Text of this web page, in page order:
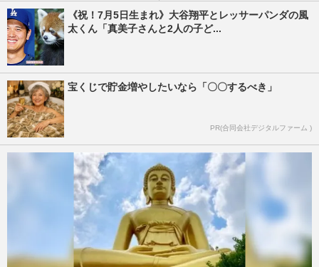
《祝！7月5日生まれ》大谷翔平とレッサーパンダの風
太くん「真美子さんと2人の子ど...
宝くじで貯金増やしたいなら「〇〇するべき」
PR(合同会社デジタルファーム )